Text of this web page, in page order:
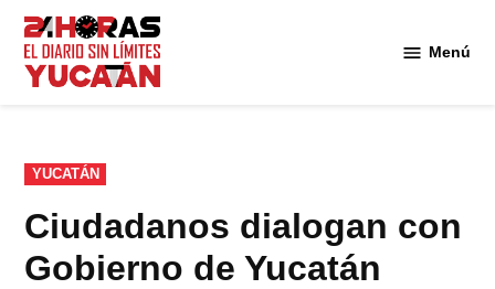
Saltar
contenido
Menú
PUBLICADO
EN
YUCATÁN
Ciudadanos dialogan con
Gobierno de Yucatán